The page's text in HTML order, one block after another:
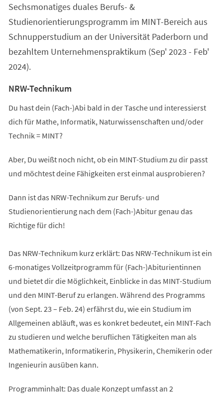
Sechsmonatiges duales Berufs- &
Studienorientierungsprogramm im MINT-Bereich aus
Schnupperstudium an der Universität Paderborn und
bezahltem Unternehmenspraktikum (Sep' 2023 - Feb'
2024).
NRW-Technikum
Du hast dein (Fach-)Abi bald in der Tasche und interessierst
dich für Mathe, Informatik, Naturwissenschaften und/oder
Technik = MINT?
Aber, Du weißt noch nicht, ob ein MINT-Studium zu dir passt
und möchtest deine Fähigkeiten erst einmal ausprobieren?
Dann ist das NRW-Technikum zur Berufs- und
Studienorientierung nach dem (Fach-)Abitur genau das
Richtige für dich!
Das NRW-Technikum kurz erklärt: Das NRW-Technikum ist ein
6-monatiges Vollzeitprogramm für (Fach-)Abiturientinnen
und bietet dir die Möglichkeit, Einblicke in das MINT-Studium
und den MINT-Beruf zu erlangen. Während des Programms
(von Sept. 23 – Feb. 24) erfährst du, wie ein Studium im
Allgemeinen abläuft, was es konkret bedeutet, ein MINT-Fach
zu studieren und welche beruflichen Tätigkeiten man als
Mathematikerin, Informatikerin, Physikerin, Chemikerin oder
Ingenieurin ausüben kann.
Programminhalt: Das duale Konzept umfasst an 2